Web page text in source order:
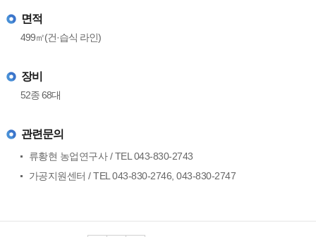
면적
499㎡(건·습식 라인)
장비
52종 68대
관련문의
류황현 농업연구사 / TEL 043-830-2743
가공지원센터 / TEL 043-830-2746, 043-830-2747